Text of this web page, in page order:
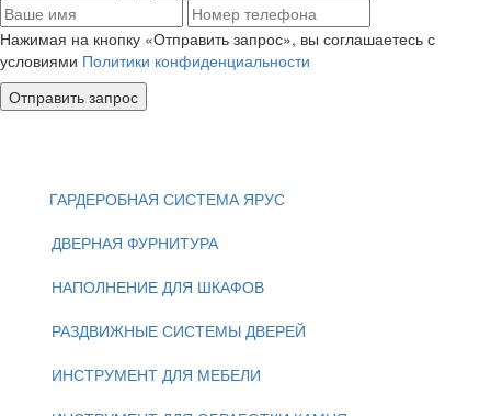
Нажимая на кнопку «Отправить запрос», вы соглашаетесь с
условиями Политики конфиденциальности
Отправить запрос
ГАРДЕРОБНАЯ СИСТЕМА ЯРУС
ДВЕРНАЯ ФУРНИТУРА
НАПОЛНЕНИЕ ДЛЯ ШКАФОВ
РАЗДВИЖНЫЕ СИСТЕМЫ ДВЕРЕЙ
ИНСТРУМЕНТ ДЛЯ МЕБЕЛИ